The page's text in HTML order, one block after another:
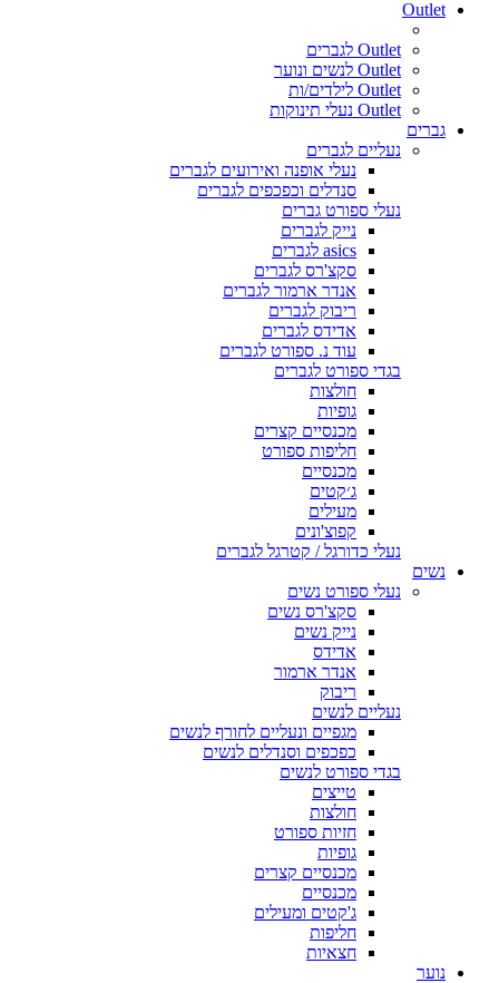
Outlet
Outlet לגברים
Outlet לנשים ונוער
Outlet לילדים/ות
Outlet נעלי תינוקות
גברים
נעליים לגברים
נעלי אופנה ואירועים לגברים
סנדלים וכפכפים לגברים
נעלי ספורט גברים
נייק לגברים
asics לגברים
סקצ'רס לגברים
אנדר ארמור לגברים
ריבוק לגברים
אדידס לגברים
עוד נ. ספורט לגברים
בגדי ספורט לגברים
חולצות
גופיות
מכנסיים קצרים
חליפות ספורט
מכנסיים
ג׳קטים
מעילים
קפוצ'ונים
נעלי כדורגל / קטרגל לגברים
נשים
נעלי ספורט נשים
סקצ'רס נשים
נייק נשים
אדידס
אנדר ארמור
ריבוק
נעליים לנשים
מגפיים ונעליים לחורף לנשים
כפכפים וסנדלים לנשים
בגדי ספורט לנשים
טייצים
חולצות
חזיות ספורט
גופיות
מכנסיים קצרים
מכנסיים
ג'קטים ומעילים
חליפות
חצאיות
נוער